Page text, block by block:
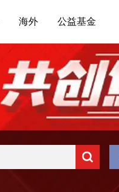
海外 公益基金